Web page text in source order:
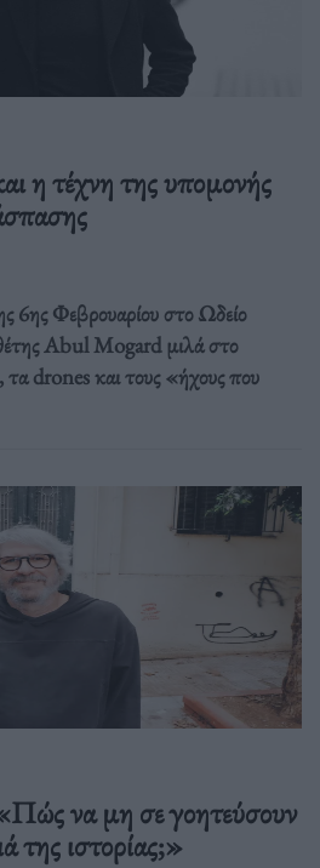
η τέχνη της υπομονής
6ης Φεβρουαρίου στο Ωδείο
Abul Mogard μιλά στο
drones και τους «ήχους που
να μη σε γοητεύσουν
της ιστορίας;»